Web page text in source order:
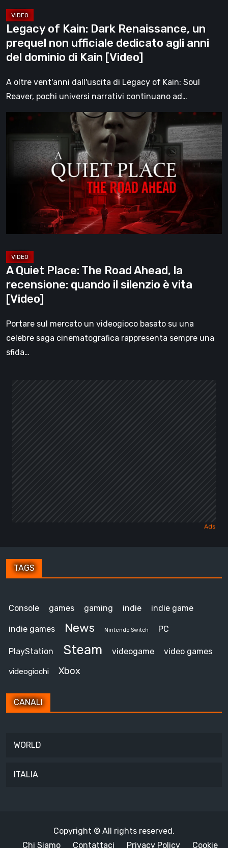
agli
anni
del
dominio
Legacy of Kain: Dark Renaissance, un
prequel non ufficiale dedicato agli anni
del dominio di Kain [Video]
A oltre vent'anni dall'uscita di Legacy of Kain: Soul
Reaver, pochi universi narrativi continuano ad…
A
Place:
recensione:
quando
silenzio
è
vita
[Video]
A Quiet Place: The Road Ahead, la
recensione: quando il silenzio è vita
[Video]
Portare sul mercato un videogioco basato su una
celebre saga cinematografica rappresenta sempre una
sfida…
TAGS
Console games gaming indie indie game
indie games News Nintendo Switch PC
PlayStation Steam videogame video games
videogiochi Xbox
CANALI
WORLD
ITALIA
Copyright © All rights reserved.
Chi Siamo
Contattaci Privacy Policy Cookie